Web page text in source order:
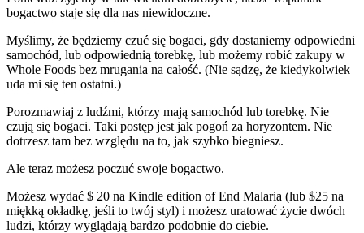
bogactwo staje się dla nas niewidoczne.
Myślimy, że będziemy czuć się bogaci, gdy dostaniemy odpowiedni
samochód, lub odpowiednią torebkę, lub możemy robić zakupy w
Whole Foods bez mrugania na całość. (Nie sądzę, że kiedykolwiek
uda mi się ten ostatni.)
Porozmawiaj z ludźmi, którzy mają samochód lub torebkę. Nie
czują się bogaci. Taki postęp jest jak pogoń za horyzontem. Nie
dotrzesz tam bez względu na to, jak szybko biegniesz.
Ale teraz możesz poczuć swoje bogactwo.
Możesz wydać $ 20 na Kindle edition of End Malaria (lub $25 na
miękką okładkę, jeśli to twój styl) i możesz uratować życie dwóch
ludzi, którzy wyglądają bardzo podobnie do ciebie.